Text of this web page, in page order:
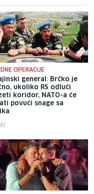
OPERACIJE
general: Brčko je
ukoliko RS odluči
koridor, NATO-a će
povući snage sa